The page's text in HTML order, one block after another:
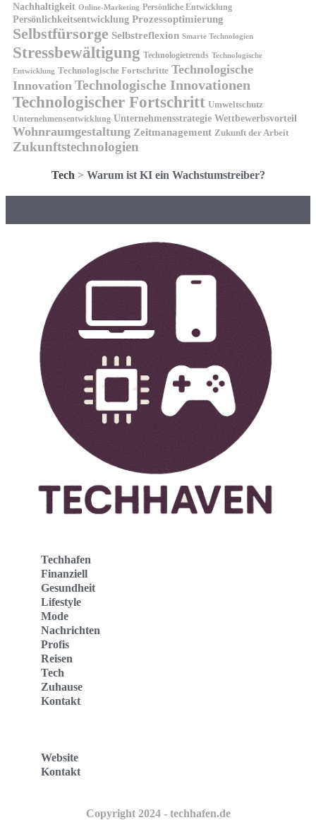
Nachhaltigkeit Online-Marketing Persönliche Entwicklung
Persönlichkeitsentwicklung Prozessoptimierung
Selbstfürsorge Selbstreflexion Smarte Technologien
Stressbewältigung Technologietrends Technologische
Entwicklung Technologische Fortschritte Technologische
Innovation Technologische Innovationen
Technologischer Fortschritt Umweltschutz
Unternehmensentwicklung Unternehmensstrategie Wettbewerbsvorteil
Wohnraumgestaltung Zeitmanagement Zukunft der Arbeit
Zukunftstechnologien
Tech > Warum ist KI ein Wachstumstreiber?
Techhafen
Finanziell
Gesundheit
Lifestyle
Mode
Nachrichten
Profis
Reisen
Tech
Zuhause
Kontakt
Website
Kontakt
Copyright 2024 - techhafen.de